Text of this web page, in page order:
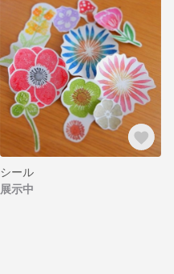
シール
展示中